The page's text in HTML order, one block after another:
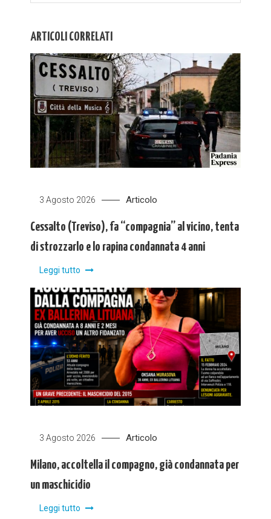
ARTICOLI CORRELATI
3 Agosto 2026 Articolo
Cessalto (Treviso), fa “compagnia” al vicino, tenta
di strozzarlo e lo rapina condannata 4 anni
Leggi tutto
3 Agosto 2026 Articolo
Milano, accoltella il compagno, già condannata per
un maschicidio
Leggi tutto